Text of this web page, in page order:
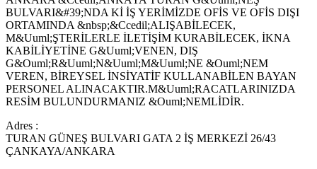
BULVARI&#39;NDA Kİ İŞ YERİMİZDE OFİS VE OFİS DIŞI
ORTAMINDA &nbsp;&Ccedil;ALIŞABİLECEK,
M&Uuml;ŞTERİLERLE İLETİŞİM KURABİLECEK, İKNA
KABİLİYETİNE G&Uuml;VENEN, DIŞ
G&Ouml;R&Uuml;N&Uuml;M&Uuml;NE &Ouml;NEM
VEREN, BİREYSEL İNSİYATİF KULLANABİLEN BAYAN
PERSONEL ALINACAKTIR.M&Uuml;RACATLARINIZDA
RESİM BULUNDURMANIZ &Ouml;NEMLİDİR.
Adres :
TURAN GÜNEŞ BULVARI GATA 2 İŞ MERKEZİ 26/43
ÇANKAYA/ANKARA